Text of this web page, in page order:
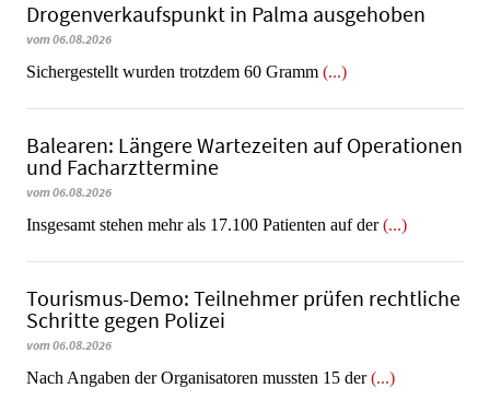
Dro­gen­ver­kaufs­punkt in Palma ausgehoben
vom 06.08.2026
​​​​​​​Sichergestellt wurden trotzdem 60 Gramm (...)
Balearen: Längere Wartezeiten auf Operationen
und Facharzttermine
vom 06.08.2026
Insgesamt stehen mehr als 17.100 Patienten auf der(...)
Tourismus-Demo: Teilnehmer prüfen rechtliche
Schritte gegen Polizei
vom 06.08.2026
Nach Angaben der Organisatoren mussten 15 der(...)